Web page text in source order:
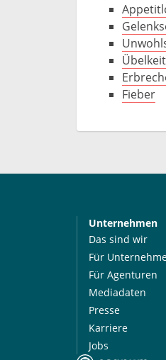
Übelkeit
Fieber
Unternehmen
Das sind wir
Für
Für Agenturen
Mediadaten
Presse
Karriere
Jobs